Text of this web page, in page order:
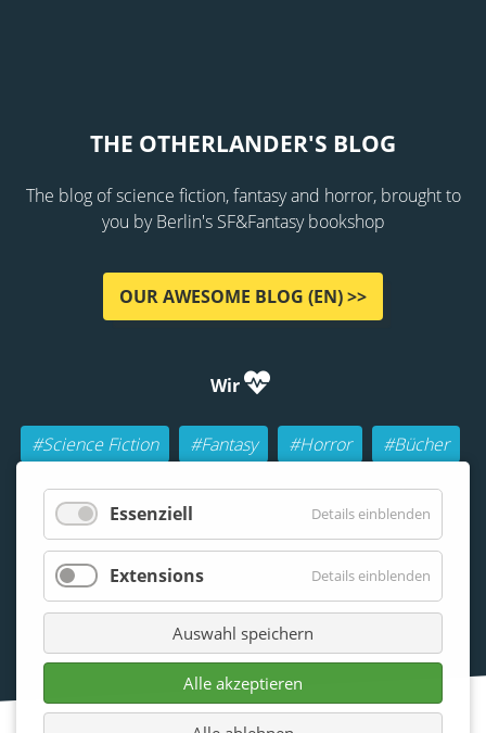
THE OTHERLANDER'S BLOG
The blog of science fiction, fantasy and horror, brought to
you by Berlin's SF&Fantasy bookshop
OUR AWESOME BLOG (EN) >>
Wir
#Science Fiction #Fantasy #Horror
#Bücher
#Autoren
#Buch-Geeks
#Rollenspiele (RPGs)
Essenziell Details einblenden
Extensions Details einblenden
Auswahl speichern
Alle akzeptieren